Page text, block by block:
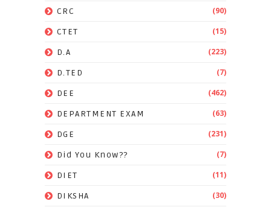
CRC (90)
CTET (15)
D.A (223)
D.TED (7)
DEE (462)
DEPARTMENT EXAM (63)
DGE (231)
Did You Know?? (7)
DIET (11)
DIKSHA (30)